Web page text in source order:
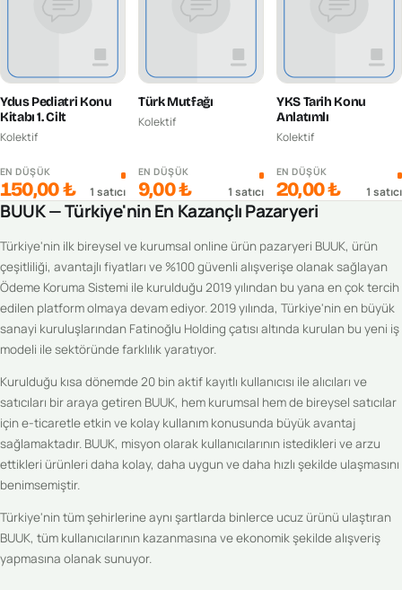
Ydus Pediatri Konu
Kitabı 1. Cilt
Kolektif
EN DÜŞÜK
150,00 ₺ 1 satıcı
Türk Mutfağı
Kolektif
EN DÜŞÜK
9,00 ₺ 1 satıcı
YKS Tarih Konu
Anlatımlı
Kolektif
EN DÜŞÜK
20,00 ₺ 1 satıcı
BUUK — Türkiye'nin En Kazançlı Pazaryeri
Türkiye'nin ilk bireysel ve kurumsal online ürün pazaryeri BUUK, ürün
çeşitliliği, avantajlı fiyatları ve %100 güvenli alışverişe olanak sağlayan
Ödeme Koruma Sistemi ile kurulduğu 2019 yılından bu yana en çok tercih
edilen platform olmaya devam ediyor. 2019 yılında, Türkiye'nin en büyük
sanayi kuruluşlarından Fatinoğlu Holding çatısı altında kurulan bu yeni iş
modeli ile sektöründe farklılık yaratıyor.
Kurulduğu kısa dönemde 20 bin aktif kayıtlı kullanıcısı ile alıcıları ve
satıcıları bir araya getiren BUUK, hem kurumsal hem de bireysel satıcılar
için e-ticaretle etkin ve kolay kullanım konusunda büyük avantaj
sağlamaktadır. BUUK, misyon olarak kullanıcılarının istedikleri ve arzu
ettikleri ürünleri daha kolay, daha uygun ve daha hızlı şekilde ulaşmasını
benimsemiştir.
Türkiye'nin tüm şehirlerine aynı şartlarda binlerce ucuz ürünü ulaştıran
BUUK, tüm kullanıcılarının kazanmasına ve ekonomik şekilde alışveriş
yapmasına olanak sunuyor.